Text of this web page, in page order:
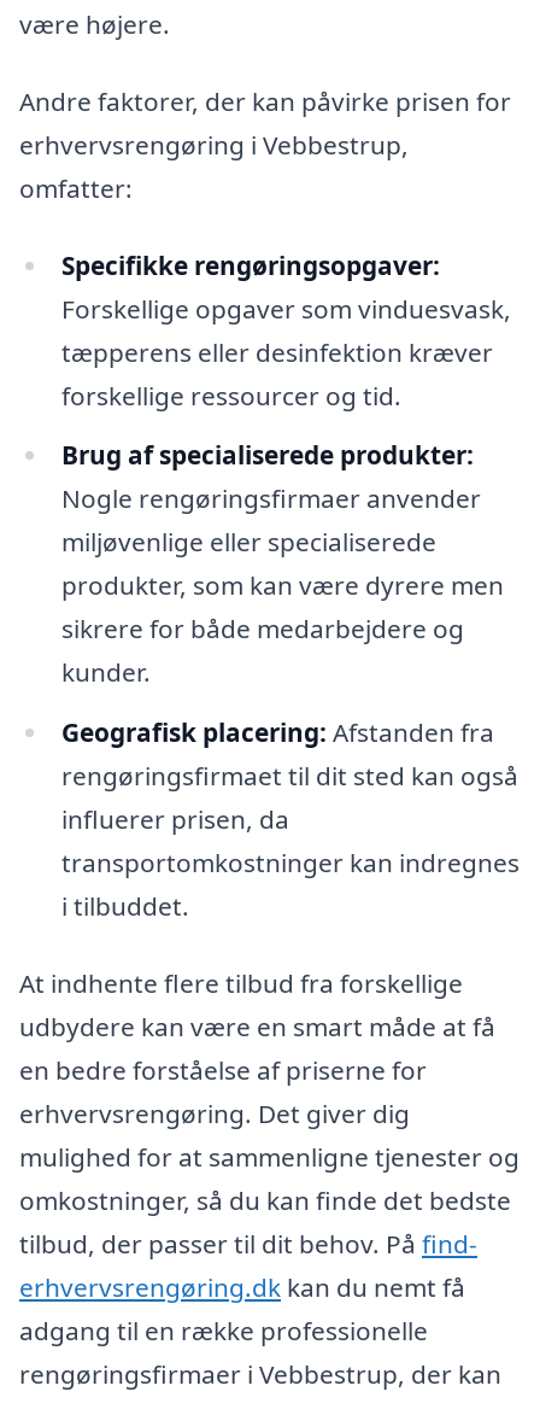
være højere.
Andre faktorer, der kan påvirke prisen for
erhvervsrengøring i Vebbestrup,
omfatter:
Specifikke rengøringsopgaver:
Forskellige opgaver som vinduesvask,
tæpperens eller desinfektion kræver
forskellige ressourcer og tid.
Brug af specialiserede produkter:
Nogle rengøringsfirmaer anvender
miljøvenlige eller specialiserede
produkter, som kan være dyrere men
sikrere for både medarbejdere og
kunder.
Geografisk placering: Afstanden fra
rengøringsfirmaet til dit sted kan også
influerer prisen, da
transportomkostninger kan indregnes
i tilbuddet.
At indhente flere tilbud fra forskellige
udbydere kan være en smart måde at få
en bedre forståelse af priserne for
erhvervsrengøring. Det giver dig
mulighed for at sammenligne tjenester og
omkostninger, så du kan finde det bedste
tilbud, der passer til dit behov. På find-
erhvervsrengøring.dk kan du nemt få
adgang til en række professionelle
rengøringsfirmaer i Vebbestrup, der kan